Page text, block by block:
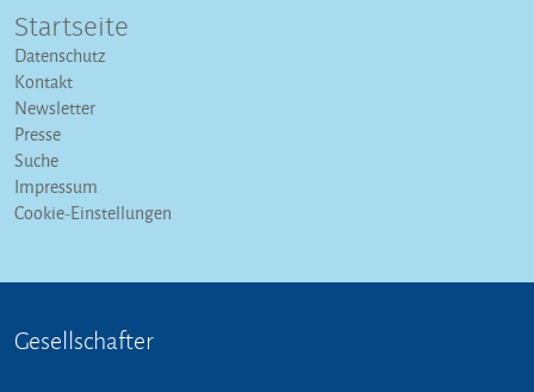
Startseite
Datenschutz
Kontakt
Newsletter
Presse
Suche
Impressum
Cookie-Einstellungen
Gesellschafter